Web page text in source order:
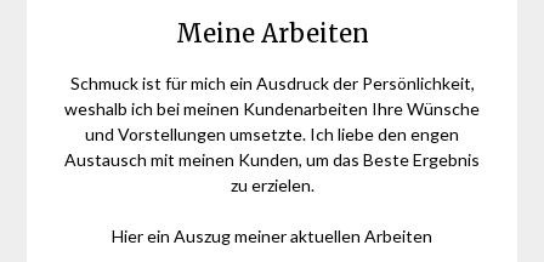
Meine Arbeiten
Schmuck ist für mich ein Ausdruck der Persönlichkeit,
weshalb ich bei meinen Kundenarbeiten Ihre Wünsche
und Vorstellungen umsetzte. Ich liebe den engen
Austausch mit meinen Kunden, um das Beste Ergebnis
zu erzielen.
Hier ein Auszug meiner aktuellen Arbeiten